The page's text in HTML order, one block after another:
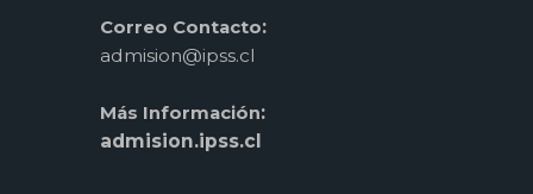
Correo Contacto:
admision@ipss.cl
Más Información:
admision.ipss.cl